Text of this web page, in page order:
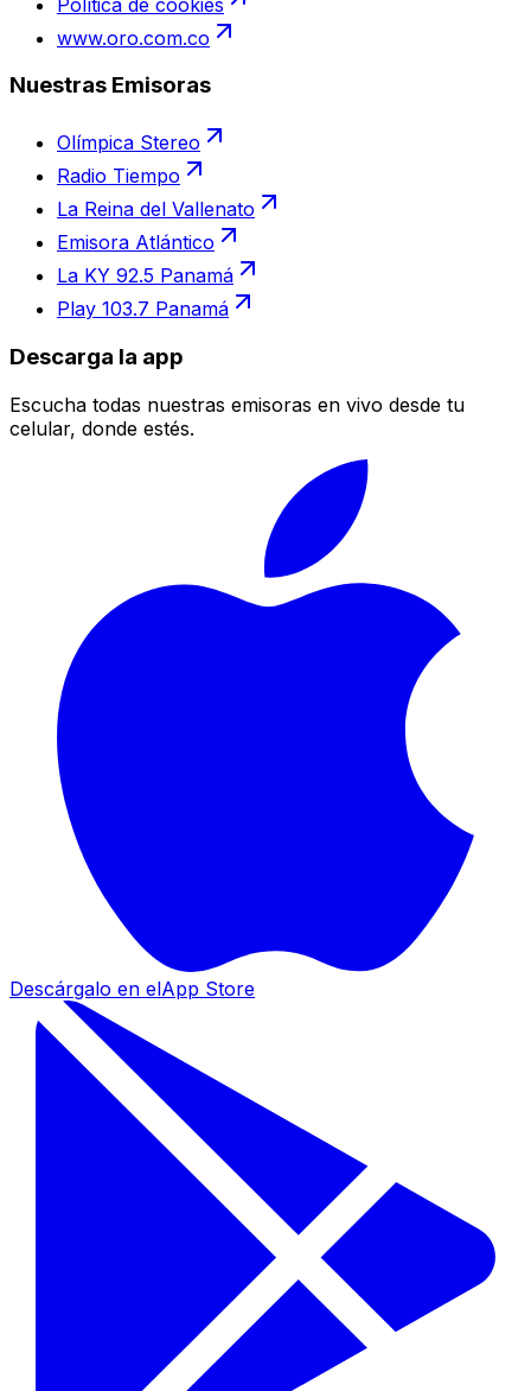
www.oro.com.co
Nuestras Emisoras
Olímpica Stereo
Radio Tiempo
La Reina del Vallenato
Emisora Atlántico
La KY 92.5 Panamá
Play 103.7 Panamá
Descarga la app
Escucha todas nuestras emisoras en vivo desde tu
celular, donde estés.
Descárgalo en elApp Store